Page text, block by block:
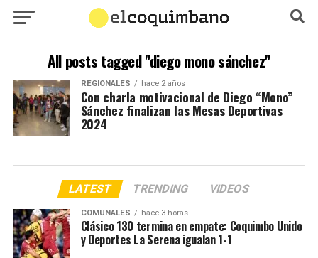
All posts tagged "diego mono sánchez"
REGIONALES hace 2 años
Con charla motivacional de Diego “Mono”
Sánchez finalizan las Mesas Deportivas
2024
LATEST TRENDING VIDEOS
COMUNALES hace 3 horas
Clásico 130 termina en empate: Coquimbo Unido
y Deportes La Serena igualan 1-1